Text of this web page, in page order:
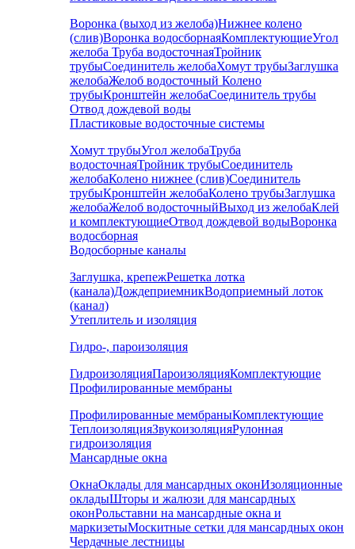
Воронка (выход из желоба)Нижнее колено
(слив)Воронка водосборнаяКомплектующиеУгол
желоба Труба водосточнаяТройник
трубыСоединитель желобаХомут трубыЗаглушка
желобаЖелоб водосточный Колено
трубыКронштейн желобаСоединитель трубы
Отвод дождевой воды
Пластиковые водосточные системы
Хомут трубыУгол желобаТруба
водосточнаяТройник трубыСоединитель
желобаКолено нижнее (слив)Соединитель
трубыКронштейн желобаКолено трубыЗаглушка
желобаЖелоб водосточныйВыход из желобаКлей
и комплектующиеОтвод дождевой водыВоронка
водосборная
Водосборные каналы
Заглушка, крепежРешетка лотка
(канала)ДождеприемникВодоприемный лоток
(канал)
Утеплитель и изоляция
Гидро-, пароизоляция
ГидроизоляцияПароизоляцияКомплектующие
Профилированные мембраны
Профилированные мембраныКомплектующие
ТеплоизоляцияЗвукоизоляцияРулонная
гидроизоляция
Мансардные окна
ОкнаОклады для мансардных оконИзоляционные
окладыШторы и жалюзи для мансардных
оконРольставни на мансардные окна и
маркизетыМоскитные сетки для мансардных окон
Чердачные лестницы